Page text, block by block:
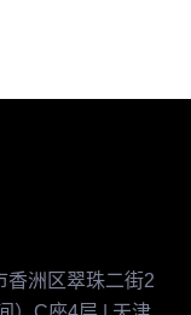
香洲区翠珠二街2